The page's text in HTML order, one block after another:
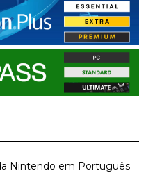
Nintendo em Português